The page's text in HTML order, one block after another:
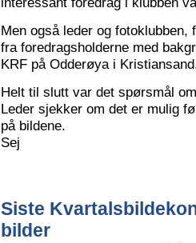
Men også leder og
fra foredragsholderne med
KRF på Odderøya i
Helt til slutt var det spørsmål
Leder sjekker om det er mulig
på bildene.
Sej
Siste
bilder